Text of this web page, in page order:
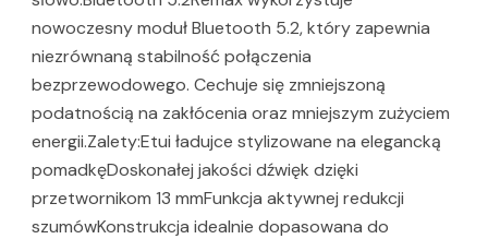
nowoczesny moduł Bluetooth 5.2, który zapewnia
niezrównaną stabilność połączenia
bezprzewodowego. Cechuje się zmniejszoną
podatnością na zakłócenia oraz mniejszym zużyciem
energii.Zalety:Etui ładujce stylizowane na elegancką
pomadkęDoskonałej jakości dźwięk dzięki
przetwornikom 13 mmFunkcja aktywnej redukcji
szumówKonstrukcja idealnie dopasowana do